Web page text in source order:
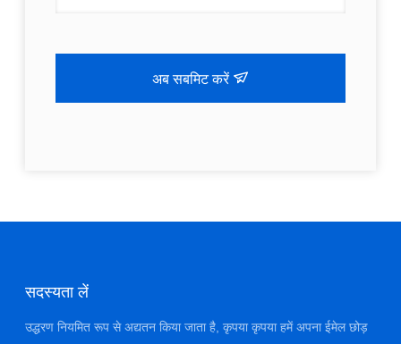
अब सबमिट करें
सदस्यता लें
उद्धरण नियमित रूप से अद्यतन किया जाता है, कृपया कृपया हमें अपना ईमेल छोड़